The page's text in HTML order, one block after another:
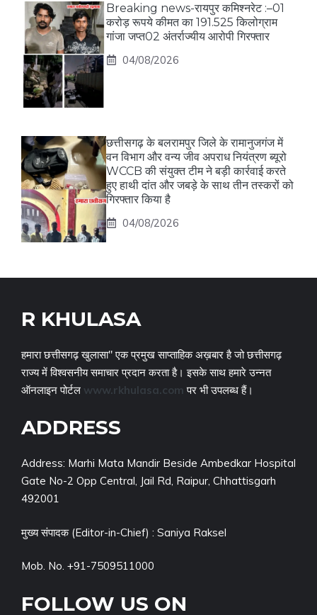
Breaking news-रायपुर कमिश्नरेट :–01
करोड़ रूपये कीमत का 191.525 किलोग्राम
गांजा जप्त02 अंतर्राज्यीय आरोपी गिरफ्तार
04/08/2026
छत्तीसगढ़ के बलरामपुर जिले के रामानुजगंज में
वन विभाग और वन्य जीव अपराध नियंत्रण ब्यूरो
WCCB की संयुक्त टीम ने बड़ी कार्रवाई करते
हुए हाथी दांत और जबड़े के साथ तीन तस्करों को
गिरफ्तार किया है
04/08/2026
R KHULASA
हमारा छत्तीसगढ़ खुलासा" एक प्रमुख साप्ताहिक अख़बार है जो छत्तीसगढ़
राज्य में विश्वसनीय समाचार प्रदान करता है। इसके साथ हमारे उन्नत
ऑनलाइन पोर्टल www.rkhulasa.com पर भी उपलब्ध हैं।
ADDRESS
Address: Marhi Mata Mandir Beside Ambedkar Hospital
Gate No-2 Opp Central, Jail Rd, Raipur, Chhattisgarh
492001
मुख्य संपादक (Editor-in-Chief) : Saniya Raksel
Mob. No. +91-7509511000
FOLLOW US ON